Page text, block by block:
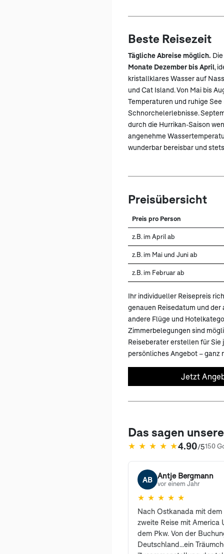
Beste Reisezeit
Tägliche Abreise möglich. Die
Monate Dezember bis April,
kristallklares Wasser auf
und Cat Island. Von Mai bis
Temperaturen und ruhige
Schnorchelerlebnisse.
durch die Hurrikan-Saison
angenehme
wunderbar bereisbar und
Preisübersicht
Preis pro Person
z.B. im April ab
z.B. im Mai und Juni ab
z.B. im Februar ab
Ihr individueller Reisepreis
genauen Reisedatum und
andere Flüge und
Zimmerbelegungen sind
Reiseberater erstellen für Sie
persönliches Angebot – ganz
Jetzt
Das sagen
★ ★ ★ ★ ★4.90/5150
(öffnet in neuem Tab)
AB Antje Bergmann
vor einem Jahr
★ ★ ★ ★ ★
Nach Ostkanada mit
zweite Reise mit America
dem Pkw. Von der
Deutschland...ein